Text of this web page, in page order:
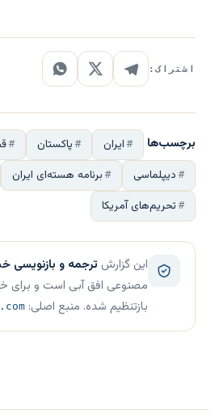
اشتراک:
برچسب‌ها ایران پاکستان
دیپلماسی
برنامه هسته‌ای ایران
تحریم‌های آمریکا
این گزارش ترجمه و بازنویسی
مصنوعی افق آبی است و برای
بازتنظیم شده. منبع اصلی: